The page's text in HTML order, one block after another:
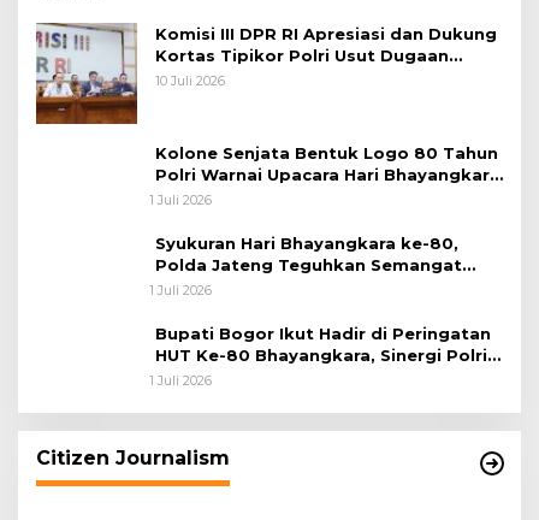
Komisi III DPR RI Apresiasi dan Dukung
Kortas Tipikor Polri Usut Dugaan
Korupsi Batu Bara
10 Juli 2026
Kolone Senjata Bentuk Logo 80 Tahun
Polri Warnai Upacara Hari Bhayangkara
ke-80
1 Juli 2026
Syukuran Hari Bhayangkara ke-80,
Polda Jateng Teguhkan Semangat
Pengabdian dan Pererat Kebersamaan
1 Juli 2026
Bupati Bogor Ikut Hadir di Peringatan
HUT Ke-80 Bhayangkara, Sinergi Polri
dan Pemkab Bogor Jadi Kunci Menjaga
1 Juli 2026
Citizen Journalism